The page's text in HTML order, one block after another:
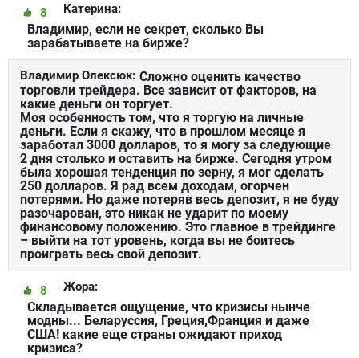
Катерина:
8
Владимир, если не секрет, сколько Вы
зарабатываете на бирже?
Владимир Олексюк: Сложно оценить качество
торговли трейдера. Все зависит от факторов, на
какие деньги он торгует.
Моя особенность том, что я торгую на личные
деньги. Если я скажу, что в прошлом месяце я
заработал 3000 долларов, то я могу за следующие
2 дня столько и оставить на бирже. Сегодня утром
была хорошая тенденция по зерну, я мог сделать
250 долларов. Я рад всем доходам, огорчен
потерями. Но даже потеряв весь депозит, я не буду
разочарован, это никак не ударит по моему
финансовому положению. Это главное в трейдинге
– выйти на тот уровень, когда вы не боитесь
проиграть весь свой депозит.
Жора:
8
Складывается ощущение, что кризисы нынче
модны... Беларуссия, Греция,Франция и даже
США! какие еще страны ожидают приход
кризиса?